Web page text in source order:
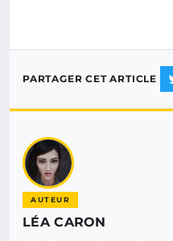
PARTAGER CET ARTICLE
AUTEUR
LÉA CARON